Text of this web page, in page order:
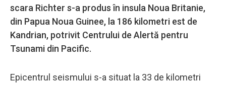
scara Richter s-a produs în insula Noua Britanie,
din Papua Noua Guinee, la 186 kilometri est de
Kandrian, potrivit Centrului de Alertă pentru
Tsunami din Pacific.
Epicentrul seismului s-a situat la 33 de kilometri